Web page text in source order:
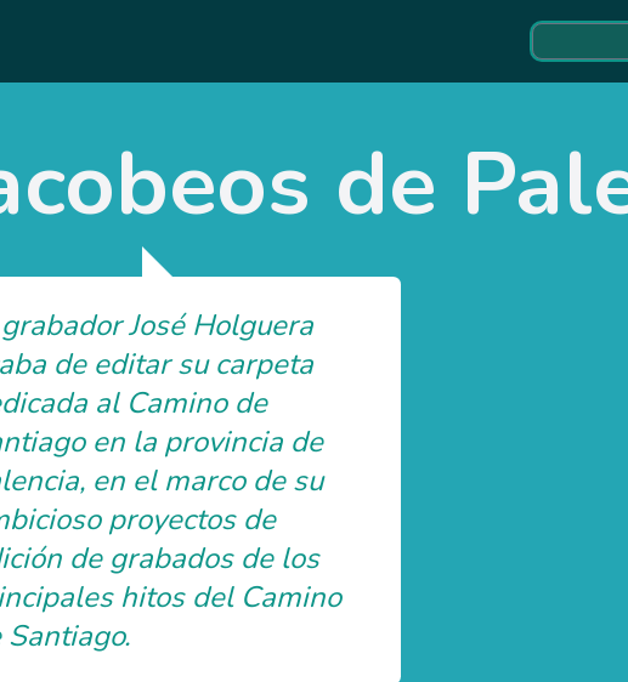
de
José Holguera
de editar su carpeta
al Camino de
en la provincia de
en el marco de su
proyectos de
de grabados de los
hitos del Camino
Santiago.